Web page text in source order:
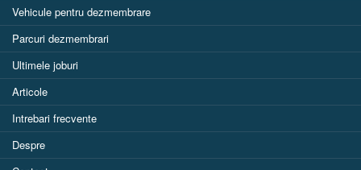
Vehicule pentru dezmembrare
Parcuri dezmembrari
Ultimele joburi
Articole
Intrebari frecvente
Despre